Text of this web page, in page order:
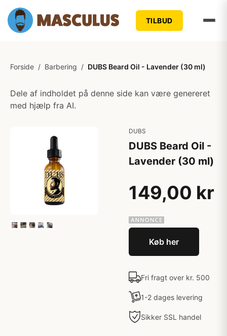
TILBUD
Forside / Barbering / DUBS Beard Oil - Lavender (30 ml)
Dele af indholdet på denne side kan være genereret
med hjælp fra AI.
DUBS
DUBS Beard Oil -
Lavender (30 ml)
149,00 kr
Køb her
Fri fragt over kr. 500
1-2 dages levering
Sikker SSL handel